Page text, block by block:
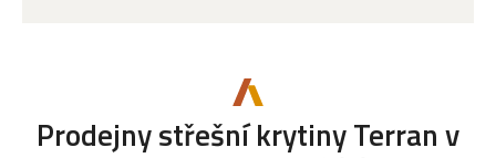
Prodejny střešní krytiny Terran v